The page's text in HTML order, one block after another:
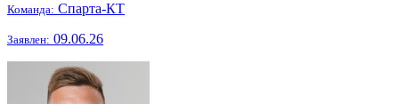
Команда: Спарта-КТ
Заявлен: 09.06.26